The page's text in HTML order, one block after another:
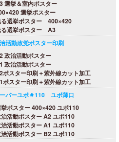
選挙＆室内ポスター
選挙ポスター
選挙ポスター 400×420
る選挙ポスター A3
活動政党ポスター印刷
政治活動ポスター
政治活動ポスター
ポスター印刷＋紫外線カット加工
ポスター印刷＋紫外線カット加工
パーユポ＃110 ユポ薄口
ポスター 400×420 ユポ110
活動ポスター A2 ユポ110
活動ポスター A1 ユポ110
活動ポスター B2 ユポ110